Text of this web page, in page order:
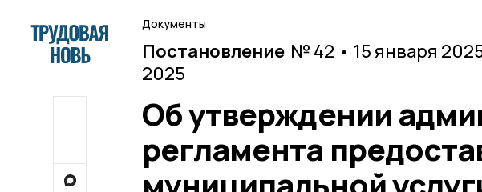
Документы
Постановление № 42 • 15 января
2025
Об утверждении
регламента
муниципальной